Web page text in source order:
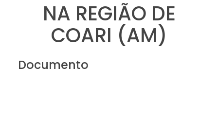
NA REGIÃO DE
COARI (AM)
Documento